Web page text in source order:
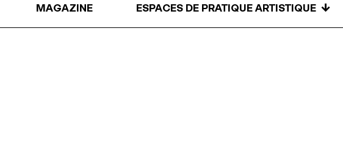
MAGAZINE ESPACES DE PRATIQUE ARTISTIQUE ↓